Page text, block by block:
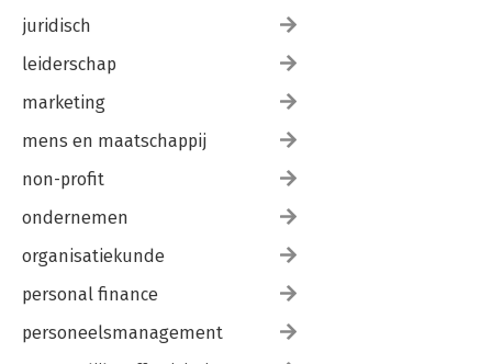
juridisch
leiderschap
marketing
mens en maatschappij
non-profit
ondernemen
organisatiekunde
personal finance
personeelsmanagement